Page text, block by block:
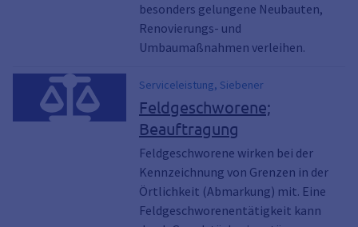
besonders gelungene Neubauten,
Renovierungs- und
Umbaumaßnahmen verleihen.
Serviceleistung, Siebener
Feldgeschworene;
Beauftragung
Feldgeschworene wirken bei der
Kennzeichnung von Grenzen in der
Örtlichkeit (Abmarkung) mit. Eine
Feldgeschworenentätigkeit kann